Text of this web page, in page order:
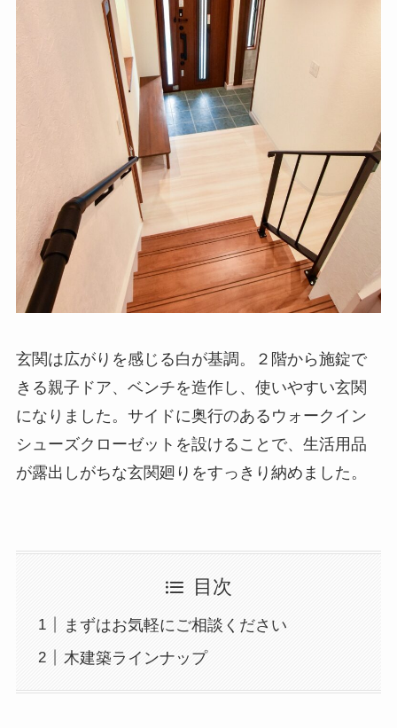
玄関は広がりを感じる白が基調。２階から施錠で
きる親子ドア、ベンチを造作し、使いやすい玄関
になりました。サイドに奥行のあるウォークイン
シューズクローゼットを設けることで、生活用品
が露出しがちな玄関廻りをすっきり納めました。
目次
まずはお気軽にご相談ください
木建築ラインナップ